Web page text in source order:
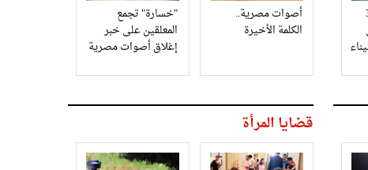
أصوات مصرية..
الكلمة الأخيرة
"خسارة" تجمع
المعلقين على خبر
إغلاق أصوات مصرية
قضايا المرأة